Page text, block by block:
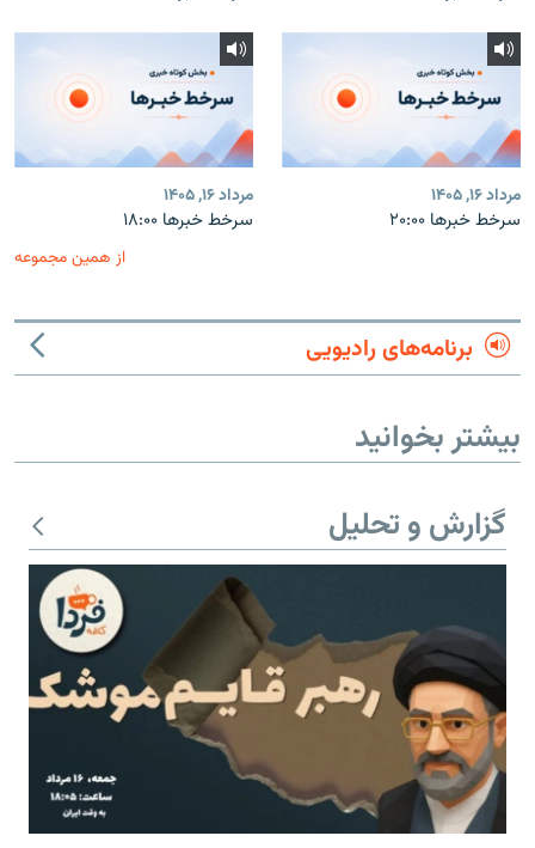
مرداد ۱۶, ۱۴۰۵
سرخط خبرها ۲۰:۰۰
مرداد ۱۶, ۱۴۰۵
سرخط خبرها ۱۸:۰۰
از همین مجموعه
برنامه‌های رادیویی
بیشتر بخوانید
گزارش و تحلیل